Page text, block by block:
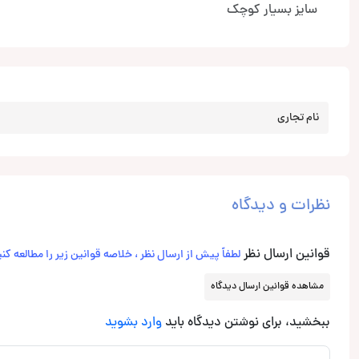
سایز بسیار کوچک
نام تجاری
نظرات و دیدگاه
قوانین ارسال نظرلطفاً پیش از ارسال نظر ، خلاصه قوانین زیر را مطالعه
مشاهده قوانین ارسال دیدگاه
ببخشید، برای نوشتن دیدگاه باید وارد بشوید